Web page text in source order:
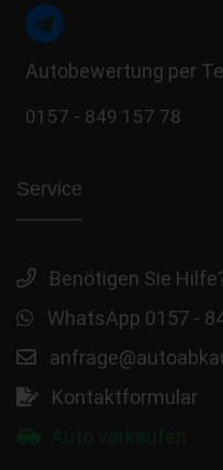
Autobewertung per
0157 - 849 157 78
Service
Benötigen Sie
WhatsApp 0157 -
Kontaktformular